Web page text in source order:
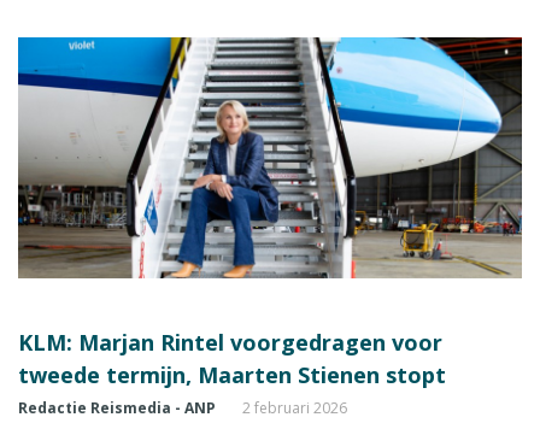
KLM: Marjan Rintel voorgedragen voor
tweede termijn, Maarten Stienen stopt
Redactie Reismedia - ANP 2 februari 2026